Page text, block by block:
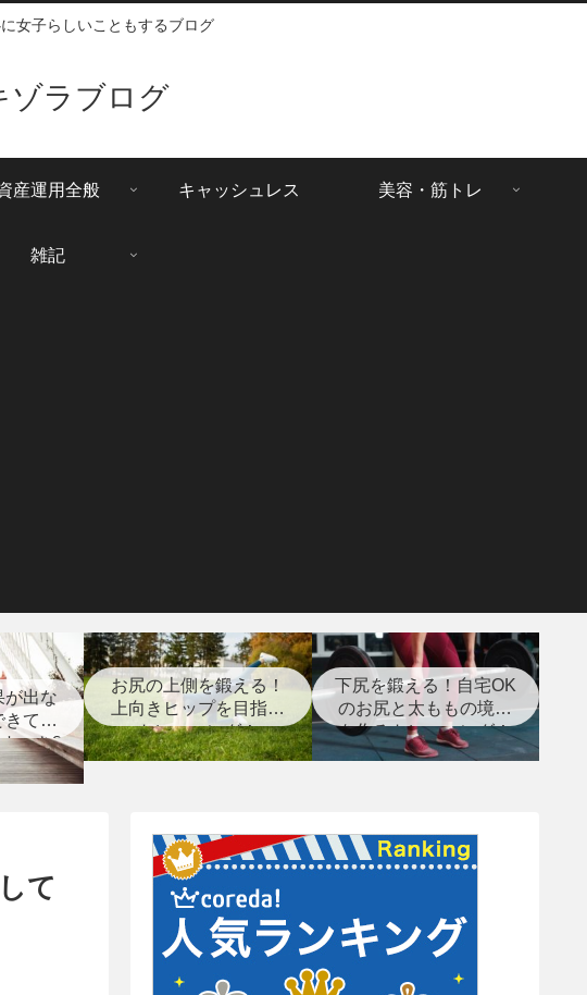
女子らしいこともするブログ
ゾラブログ
産運用全般 キャッシュレス 美容・筋トレ
雑記
が出な
てい
べき8
筋ト
お尻の上側を鍛える！
上向きヒップを目指す
トレーニング！
下尻を鍛える！自宅OK
のお尻と太ももの境目
を作るトレーニング！
て